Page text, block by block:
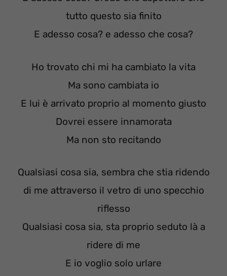
tutto questo sia finito
E adesso cosa? e adesso che cosa?
Ho trovato chi mi ha cambiato la vita
Ma sono cambiata io
E lui è arrivato proprio al momento giusto
Dovrei essere innamorata
Ma non sto recitando
Qualsiasi cosa sia, sembra che stia ridendo
di me attraverso il vetro di uno specchio
riflesso
Qualsiasi cosa sia, sta proprio seduto là a
ridere di me
E io voglio solo urlare